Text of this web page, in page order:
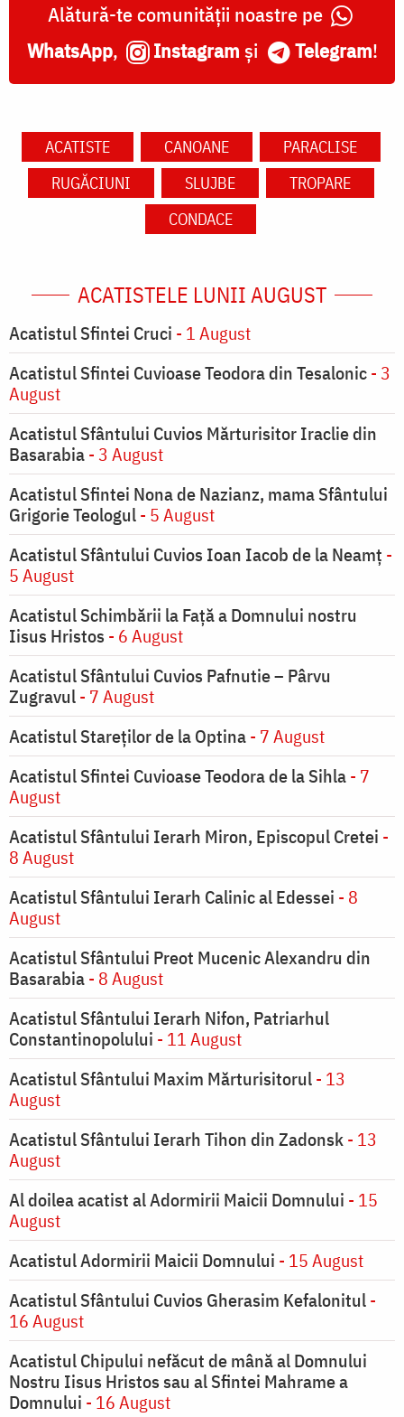
Alătură-te comunității noastre pe
WhatsApp, Instagram și Telegram!
ACATISTE CANOANE
PARACLISE
RUGĂCIUNI
SLUJBE
TROPARE
CONDACE
ACATISTELE LUNII AUGUST
Acatistul Sfintei Cruci - 1 August
Acatistul Sfintei Cuvioase Teodora din Tesalonic- 3
August
Acatistul Sfântului Cuvios Mărturisitor Iraclie din
Basarabia- 3 August
Acatistul Sfintei Nona de Nazianz, mama Sfântului
Grigorie Teologul- 5 August
Acatistul Sfântului Cuvios Ioan Iacob de la Neamț -
5 August
Acatistul Schimbării la Faţă a Domnului nostru
Iisus Hristos - 6 August
Acatistul Sfântului Cuvios Pafnutie – Pârvu
Zugravul- 7 August
Acatistul Stareţilor de la Optina- 7 August
Acatistul Sfintei Cuvioase Teodora de la Sihla- 7
August
Acatistul Sfântului Ierarh Miron, Episcopul Cretei -
8 August
Acatistul Sfântului Ierarh Calinic al Edessei - 8
August
Acatistul Sfântului Preot Mucenic Alexandru din
Basarabia- 8 August
Acatistul Sfântului Ierarh Nifon, Patriarhul
Constantinopolului - 11 August
Acatistul Sfântului Maxim Mărturisitorul- 13
August
Acatistul Sfântului Ierarh Tihon din Zadonsk- 13
August
Al doilea acatist al Adormirii Maicii Domnului - 15
August
Acatistul Adormirii Maicii Domnului - 15 August
Acatistul Sfântului Cuvios Gherasim Kefalonitul-
16 August
Acatistul Chipului nefăcut de mână al Domnului
Nostru Iisus Hristos sau al Sfintei Mahrame a
Domnului - 16 August